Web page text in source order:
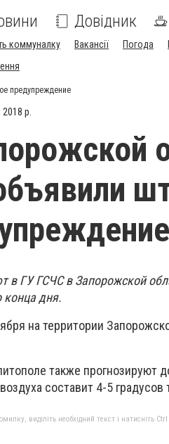
Довідник
коммуналку Вакансії Погода
предупреждение
р.
в ГУ ГСЧС в Запорожской
конца дня.
на территории
также прогнозируют
составит 4-5
виділіть необхідний текст і натисніть